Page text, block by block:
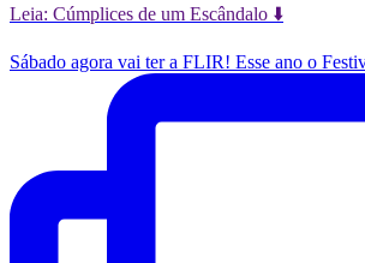
Leia: Cúmplices de um Escândalo ⬇️
Sábado agora vai ter a FLIR! Esse ano o